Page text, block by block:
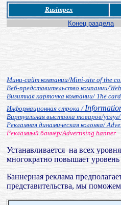
Rusimpex
Конец раздела
Мини-сайт компании/Mini-site of the
Веб-представительство компании/
Визитная карточка компании/ The
Информационная строка /
Виртуальная выставка товаров/
Рекламная динамическая колонка/
Рекламный баннер/Advertising banner
Устанавливается на всех
многократно повышает
Баннерная реклама
представительства, мы